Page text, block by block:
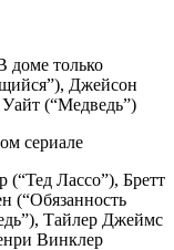
доме только
Джейсон
(“Медведь”)
сериале
Лассо”), Бретт
(“Обязанность
Тайлер Джеймс
Винклер